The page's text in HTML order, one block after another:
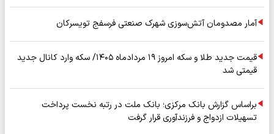
آمار مصدومان آتش‌سوزی شهرک صنعتی فرسفج تویسرکان
قیمت جدید طلا و سکه امروز ۱۹ مردادماه ۱۴۰۵/ سکه وارد کانال جدید
قیمتی شد
براساس گزارش بانک مرکزی؛ بانک ملت در رتبه نخست پرداخت
تسهیلات ازدواج و فرزندآوری قرار گرفت